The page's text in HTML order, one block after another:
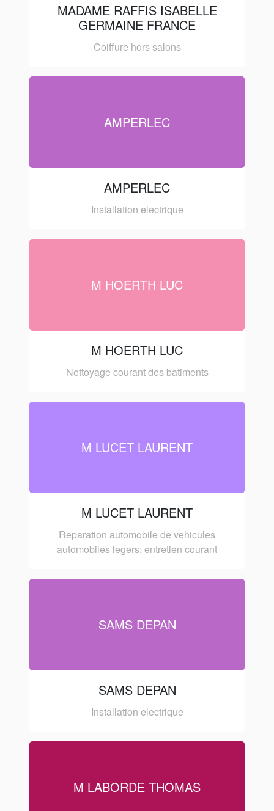
MADAME RAFFIS ISABELLE
GERMAINE FRANCE
Coiffure hors salons
AMPERLEC
AMPERLEC
Installation electrique
M HOERTH LUC
M HOERTH LUC
Nettoyage courant des batiments
M LUCET LAURENT
M LUCET LAURENT
Reparation automobile de vehicules
automobiles legers: entretien courant
SAMS DEPAN
SAMS DEPAN
Installation electrique
M LABORDE THOMAS